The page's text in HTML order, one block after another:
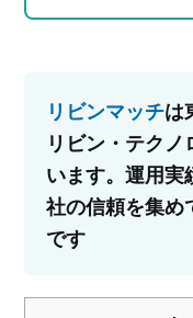
リビンマッチは
リビン・テク
います。運用実
社の信頼を集め
です